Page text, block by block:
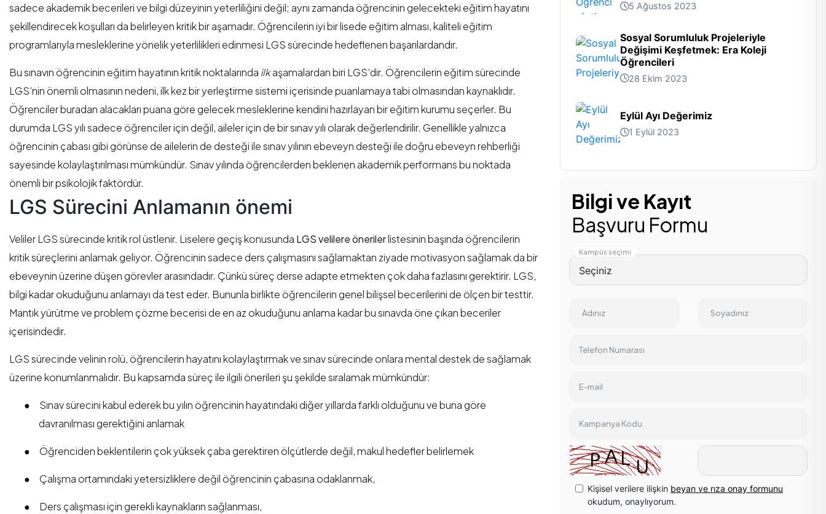
sadece akademik becerileri ve bilgi düzeyinin yeterliliğini değil; aynı zamanda öğrencinin gelecekteki eğitim hayatını
şekillendirecek koşulları da belirleyen kritik bir aşamadır. Öğrencilerin iyi bir lisede eğitim alması, kaliteli eğitim
programlarıyla mesleklerine yönelik yeterlilikleri edinmesi LGS sürecinde hedeflenen başarılardandır.
Bu sınavın öğrencinin eğitim hayatının kritik noktalarında ilkaşamalardan biri LGS’dir. Öğrencilerin eğitim sürecinde
LGS’nin önemli olmasının nedeni, ilk kez bir yerleştirme sistemi içerisinde puanlamaya tabi olmasından kaynaklıdır.
Öğrenciler buradan alacakları puana göre gelecek mesleklerine kendini hazırlayan bir eğitim kurumu seçerler. Bu
durumda LGS yılı sadece öğrenciler için değil, aileler için de bir sınav yılı olarak değerlendirilir. Genellikle yalnızca
öğrencinin çabası gibi görünse de ailelerin de desteği ile sınav yılının ebeveyn desteği ile doğru ebeveyn rehberliği
sayesinde kolaylaştırılması mümkündür. Sınav yılında öğrencilerden beklenen akademik performans bu noktada
önemli bir psikolojik faktördür.
LGS Sürecini Anlamanın önemi
Veliler LGS sürecinde kritik rol üstlenir. Liselere geçiş konusunda LGS velilere önerilerlistesinin başında öğrencilerin
kritik süreçlerini anlamak geliyor. Öğrencinin sadece ders çalışmasını sağlamaktan ziyade motivasyon sağlamak da bir
ebeveynin üzerine düşen görevler arasındadır. Çünkü süreç derse adapte etmekten çok daha fazlasını gerektirir. LGS,
bilgi kadar okuduğunu anlamayı da test eder. Bununla birlikte öğrencilerin genel bilişsel becerilerini de ölçen bir testtir.
Mantık yürütme ve problem çözme becerisi de en az okuduğunu anlama kadar bu sınavda öne çıkan beceriler
içerisindedir.
LGS sürecinde velinin rolü, öğrencilerin hayatını kolaylaştırmak ve sınav sürecinde onlara mental destek de sağlamak
üzerine konumlanmalıdır. Bu kapsamda süreç ile ilgili önerileri şu şekilde sıralamak mümkündür:
●
Sınav sürecini kabul ederek bu yılın öğrencinin hayatındaki diğer yıllarda farklı olduğunu ve buna göre
davranılması gerektiğini anlamak
● Öğrenciden beklentilerin çok yüksek çaba gerektiren ölçütlerde değil, makul hedefler belirlemek
● Çalışma ortamındaki yetersizliklere değil öğrencinin çabasına odaklanmak,
● Ders çalışması için gerekli kaynakların sağlanması,
5 Ağustos 2023
Sosyal Sorumluluk Projeleriyle
Değişimi Keşfetmek: Era Koleji
Öğrencileri
28 Ekim 2023
Eylül Ayı Değerimiz
1 Eylül 2023
Bilgi ve Kayıt
Başvuru Formu
Kampüs seçimi
Adınız Soyadınız
Telefon Numarası
E-mail
Kampanya Kodu
Kişisel verilere ilişkin beyan ve rıza onay formunu
okudum, onaylıyorum.